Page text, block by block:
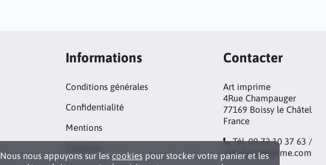
Nous nous appuyons sur les cookies pour stocker votre panier et les
Informations
Conditions générales
Confidentialité
Mentions
Contacter
Art imprime
4Rue Champauger
77169 Boissy le Châtel
France
Tél. 09 72 10 37 63 /
info@artimprime.com